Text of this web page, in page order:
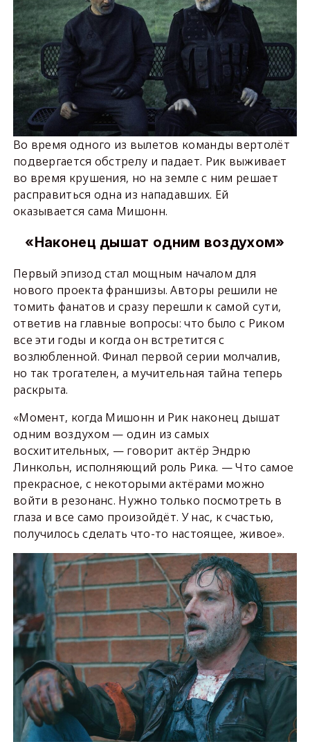
Во время одного из вылетов команды вертолёт
подвергается обстрелу и падает. Рик выживает
во время крушения, но на земле с ним решает
расправиться одна из нападавших. Ей
оказывается сама Мишонн.
«Наконец дышат одним воздухом»
Первый эпизод стал мощным началом для
нового проекта франшизы. Авторы решили не
томить фанатов и сразу перешли к самой сути,
ответив на главные вопросы: что было с Риком
все эти годы и когда он встретится с
возлюбленной. Финал первой серии молчалив,
но так трогателен, а мучительная тайна теперь
раскрыта.
«Момент, когда Мишонн и Рик наконец дышат
одним воздухом — один из самых
восхитительных, — говорит актёр Эндрю
Линкольн, исполняющий роль Рика. — Что самое
прекрасное, с некоторыми актёрами можно
войти в резонанс. Нужно только посмотреть в
глаза и все само произойдёт. У нас, к счастью,
получилось сделать что-то настоящее, живое».